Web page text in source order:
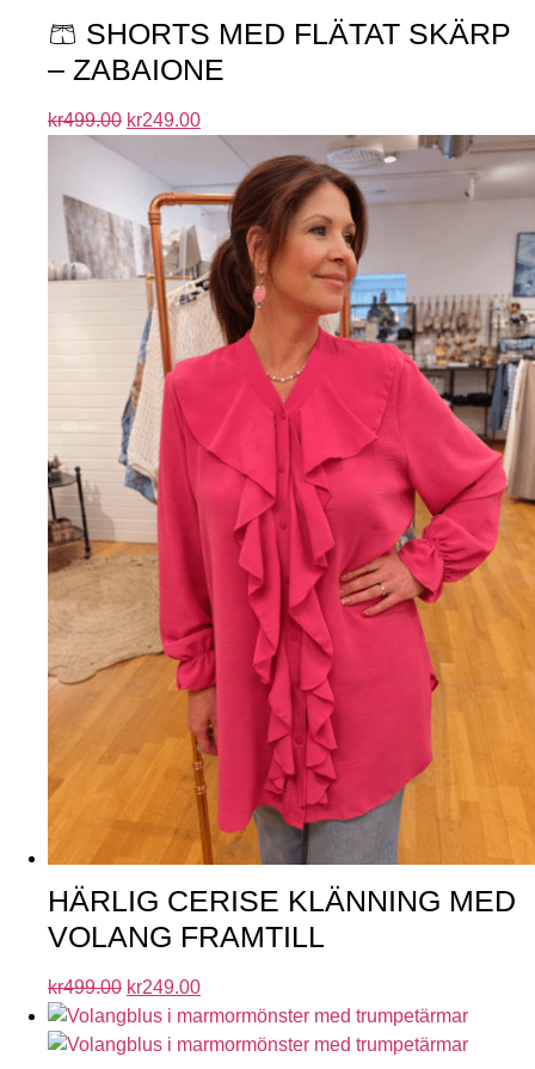
🩳 SHORTS MED FLÄTAT SKÄRP
– ZABAIONE
kr499.00 kr249.00
HÄRLIG CERISE KLÄNNING MED
VOLANG FRAMTILL
kr499.00 kr249.00